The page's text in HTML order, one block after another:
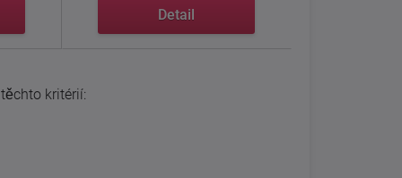
Detail
kritérií: